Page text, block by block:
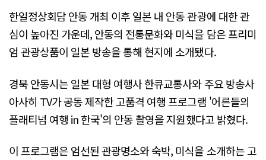
한일정상회담 안동 개최 이후 일본 내 안동 관광에 대한 관
심이 높아진 가운데, 안동의 전통문화와 미식을 담은 프리미
엄 관광상품이 일본 방송을 통해 현지에 소개됐다.
경북 안동시는 일본 대형 여행사 한큐교통사와 주요 방송사
아사히 TV가 공동 제작한 고품격 여행 프로그램 '어른들의
플래티넘 여행 in 한국'의 안동 촬영을 지원했다고 밝혔다.
이 프로그램은 엄선된 관광명소와 숙박, 미식을 소개하는 고